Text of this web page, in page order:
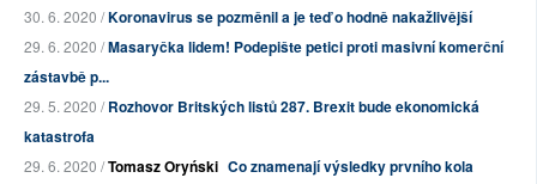
30. 6. 2020 /Koronavirus se pozměnil a je teď o hodně nakažlivější
29. 6. 2020 /Masaryčka lidem! Podepište petici proti masivní komerční
zástavbě p...
29. 5. 2020 /Rozhovor Britských listů 287. Brexit bude ekonomická
katastrofa
29. 6. 2020 /Tomasz Oryński Co znamenají výsledky prvního kola